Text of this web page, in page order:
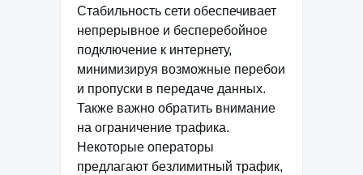
Стабильность сети обеспечивает
непрерывное и бесперебойное
подключение к интернету,
минимизируя возможные перебои
и пропуски в передаче данных.
Также важно обратить внимание
на ограничение трафика.
Некоторые операторы
предлагают безлимитный трафик,